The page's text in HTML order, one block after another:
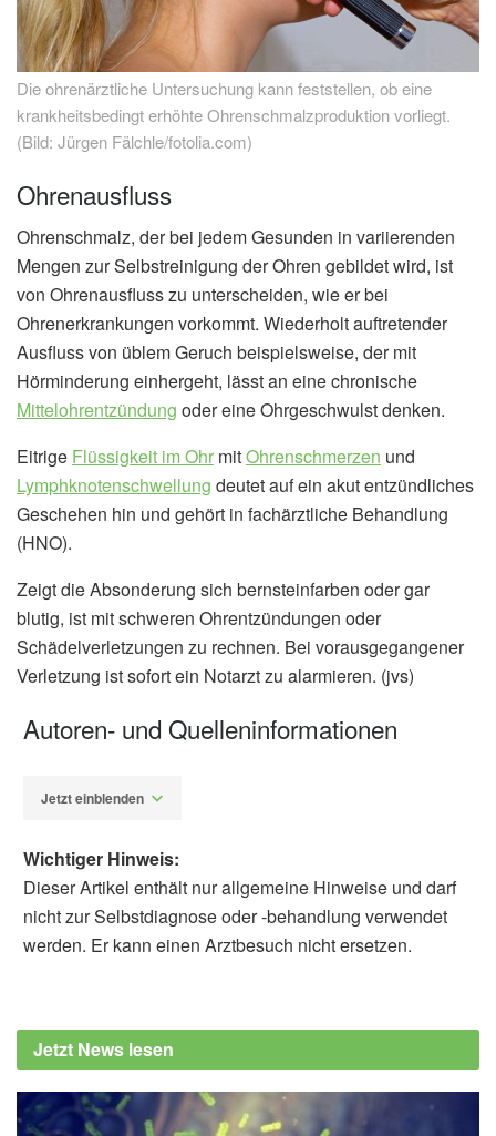
Die ohrenärztliche Untersuchung kann feststellen, ob eine
krankheitsbedingt erhöhte Ohrenschmalzproduktion vorliegt.
(Bild: Jürgen Fälchle/fotolia.com)
Ohrenausfluss
Ohrenschmalz, der bei jedem Gesunden in variierenden
Mengen zur Selbstreinigung der Ohren gebildet wird, ist
von Ohrenausfluss zu unterscheiden, wie er bei
Ohrenerkrankungen vorkommt. Wiederholt auftretender
Ausfluss von üblem Geruch beispielsweise, der mit
Hörminderung einhergeht, lässt an eine chronische
Mittelohrentzündung oder eine Ohrgeschwulst denken.
Eitrige Flüssigkeit im Ohr mitOhrenschmerzen und
Lymphknotenschwellung deutet auf ein akut entzündliches
Geschehen hin und gehört in fachärztliche Behandlung
(HNO).
Zeigt die Absonderung sich bernsteinfarben oder gar
blutig, ist mit schweren Ohrentzündungen oder
Schädelverletzungen zu rechnen. Bei vorausgegangener
Verletzung ist sofort ein Notarzt zu alarmieren. (jvs)
Autoren- und Quelleninformationen
Jetzt einblenden
A. Lan Schumacher, Georg J. Ledderose,
Peter Hahn (Hrsg.), Karl-Joseph Paquet
Medizinverlag, 1. Auflage, 2010
Wichtiger Hinweis:
Dieser Artikel enthält nur allgemeine Hinweise und darf
nicht zur Selbstdiagnose oder -behandlung verwendet
werden. Er kann einen Arztbesuch nicht ersetzen.
Jetzt News lesen